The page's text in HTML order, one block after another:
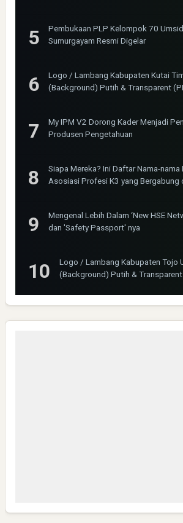
Pembukaan PLP Kelompok 70
Sumurgayam Resmi Digelar
Logo / Lambang Kabupaten Kutai
(Background) Putih & Transparent
My IPM V2 Dorong Kader Menjadi
Produsen Pengetahuan
Siapa Mereka? Ini Daftar Nama-nama
Asosiasi Profesi K3 yang Bergabung
Mengenal Lebih Dalam ‘New HSE
dan 'Safety Passport' nya
Logo / Lambang Kabupaten Tojo
(Background) Putih &